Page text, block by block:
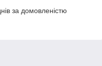
за домовленістю